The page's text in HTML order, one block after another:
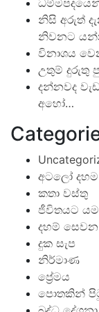
නිසි අරුත්
නිවනට
විනාශය
උතුම් දුරුතු
දන්නවද
අහෝ…
අටලෝ දහම
කතා වස්තු
ජීවිතයට
දහම් සෙවන
දුක සැප
නිර්මාණ
ප්‍රේමය
පොතකින්